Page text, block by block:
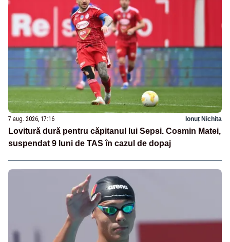
7 aug. 2026, 17:16 Ionuț Nichita
Lovitură dură pentru căpitanul lui Sepsi. Cosmin Matei,
suspendat 9 luni de TAS în cazul de dopaj